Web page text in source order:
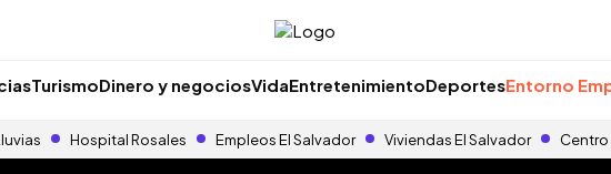
TurismoDinero y negociosVidaEntretenimientoDeportesEntorno
Hospital Rosales Empleos El Salvador Viviendas El Salvador